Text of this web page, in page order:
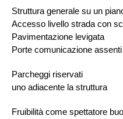
Struttura generale su un
Accesso livello strada con
Pavimentazione levigata
Porte comunicazione assenti
Parcheggi riservati
uno adiacente la struttura
Fruibilità come spettatore